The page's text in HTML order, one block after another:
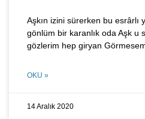
Aşkın izini sürerken bu esrârlı
gönlüm bir karanlık oda Aşk u
gözlerim hep giryan
OKU »
14 Aralık 2020